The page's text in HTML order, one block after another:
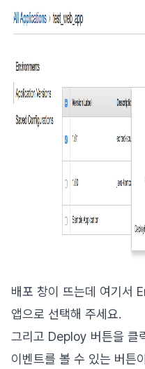
배포 창이 뜨는데 여기서
앱으로 선택해 주세요.
그리고 Deploy 버튼을 클
이벤트를 볼 수 있는 버튼